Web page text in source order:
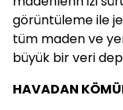
görüntüleme ile
tüm maden ve
büyük bir veri
HAVADAN